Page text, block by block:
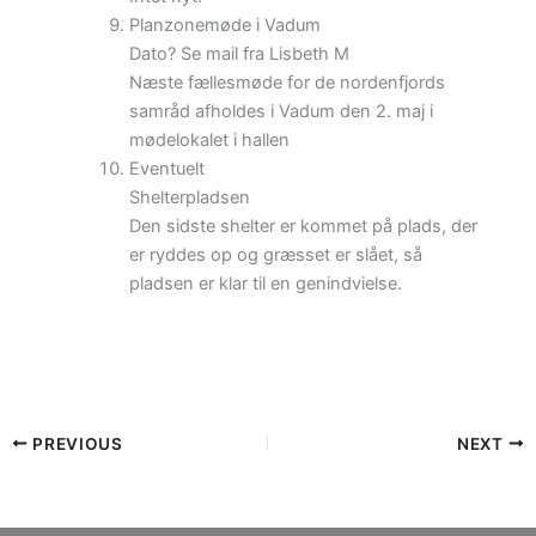
Planzonemøde i Vadum
Dato? Se mail fra Lisbeth M
Næste fællesmøde for de nordenfjords
samråd afholdes i Vadum den 2. maj i
mødelokalet i hallen
Eventuelt
Shelterpladsen
Den sidste shelter er kommet på plads, der
er ryddes op og græsset er slået, så
pladsen er klar til en genindvielse.
PREVIOUS NEXT